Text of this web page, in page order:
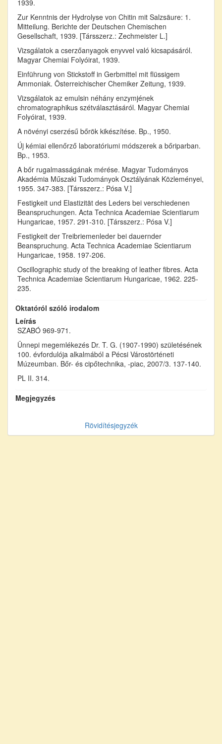
1939.
Zur Kenntnis der Hydrolyse von Chitin mit Salzsäure: 1.
Mitteilung. Berichte der Deutschen Chemischen
Gesellschaft, 1939. [Társszerz.: Zechmeister L.]
Vizsgálatok a cserzőanyagok enyvvel való kicsapásáról.
Magyar Chemiai Folyóirat, 1939.
Einführung von Stickstoff in Gerbmittel mit flüssigem
Ammoniak. Österreichischer Chemiker Zeitung, 1939.
Vizsgálatok az emulsin néhány enzymjének
chromatographikus szétválasztásáról. Magyar Chemiai
Folyóirat, 1939.
A növényi cserzésű bőrök kikészítése. Bp., 1950.
Új kémiai ellenőrző laboratóriumi módszerek a bőriparban.
Bp., 1953.
A bőr rugalmasságának mérése. Magyar Tudományos
Akadémia Műszaki Tudományok Osztályának Közleményei,
1955. 347-383. [Társszerz.: Pósa V.]
Festigkeit und Elastizität des Leders bei verschiedenen
Beanspruchungen. Acta Technica Academiae Scientiarum
Hungaricae, 1957. 291-310. [Társszerz.: Pósa V.]
Festigkeit der Treibriemenleder bei dauernder
Beanspruchung. Acta Technica Academiae Scientiarum
Hungaricae, 1958. 197-206.
Oscillographic study of the breaking of leather fibres. Acta
Technica Academiae Scientiarum Hungaricae, 1962. 225-
235.
Oktatóról szóló irodalom
Leírás
SZABÓ 969-971.
Ünnepi megemlékezés Dr. T. G. (1907-1990) születésének
100. évfordulója alkalmából a Pécsi Várostörténeti
Múzeumban. Bőr- és cipőtechnika, -piac, 2007/3. 137-140.
PL II. 314.
Megjegyzés
Rövidítésjegyzék